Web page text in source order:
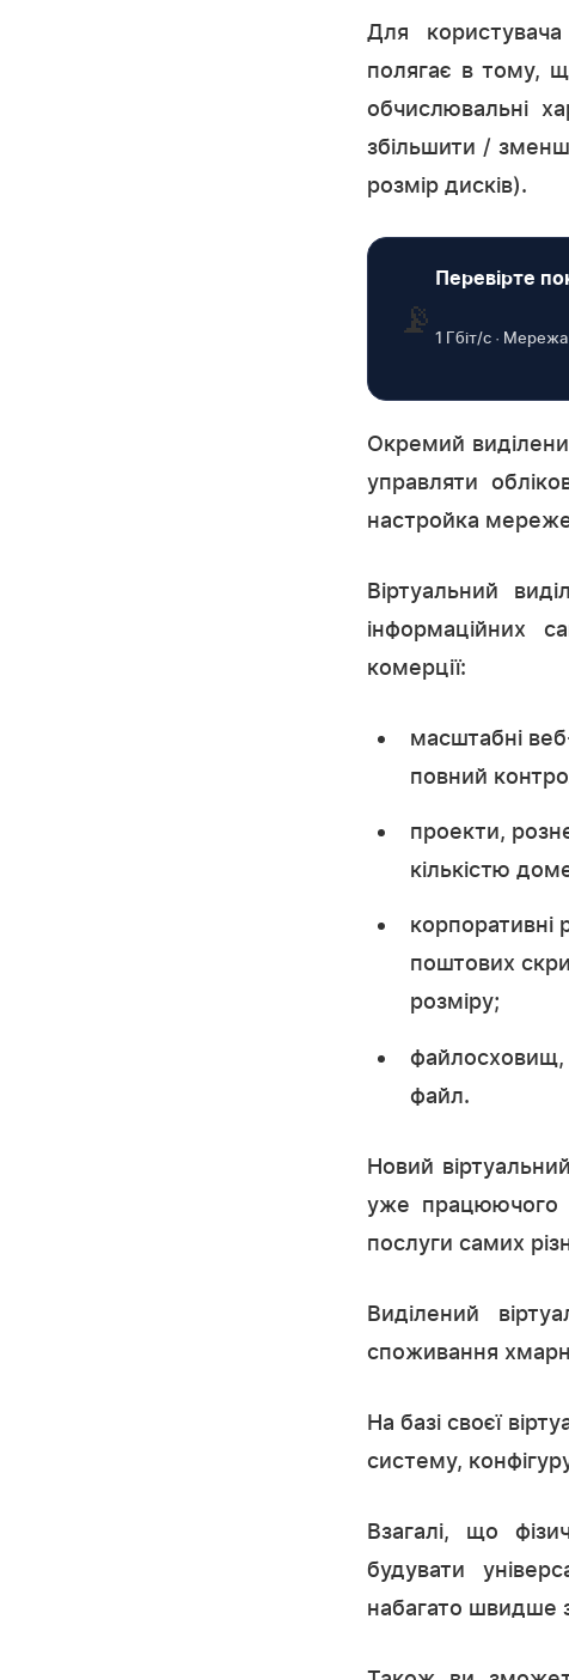
Для користувача
полягає в тому,
обчислювальні
збільшити /
розмір дисків).
📡
Перевірте
1 Гбіт/с ·
Окремий
управляти
настройка
Віртуальний
інформаційних
комерції:
масштабні
повний
проекти,
кількістю
корпоративні
поштових
розміру;
файлосховищ,
файл.
Новий
уже працюючого
послуги самих
Виділений
споживання
На базі своєї
систему,
Взагалі, що
будувати
набагато швидше